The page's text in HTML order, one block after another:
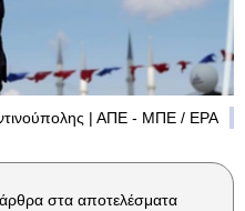
| ΑΠΕ - ΜΠΕ / EPA
στα αποτελέσματα